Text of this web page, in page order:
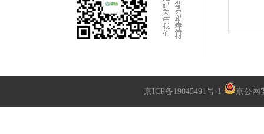
京ICP备19045491号-1 京公网